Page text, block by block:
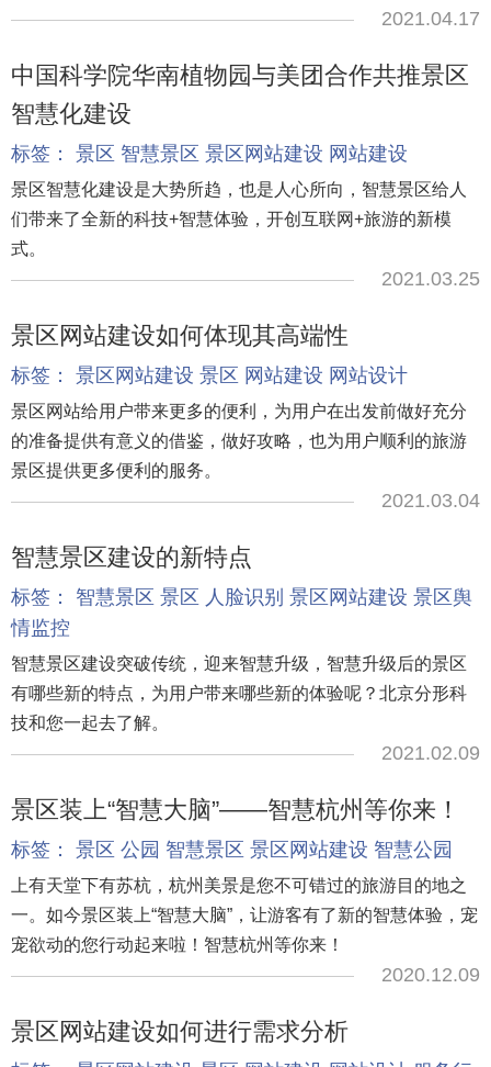
2021.04.17
中国科学院华南植物园与美团合作共推景区
智慧化建设
标签： 景区 智慧景区 景区网站建设 网站建设
景区智慧化建设是大势所趋，也是人心所向，智慧景区给人
们带来了全新的科技+智慧体验，开创互联网+旅游的新模
式。
2021.03.25
景区网站建设如何体现其高端性
标签： 景区网站建设 景区 网站建设 网站设计
景区网站给用户带来更多的便利，为用户在出发前做好充分
的准备提供有意义的借鉴，做好攻略，也为用户顺利的旅游
景区提供更多便利的服务。
2021.03.04
智慧景区建设的新特点
标签： 智慧景区 景区 人脸识别 景区网站建设 景区舆
情监控
智慧景区建设突破传统，迎来智慧升级，智慧升级后的景区
有哪些新的特点，为用户带来哪些新的体验呢？北京分形科
技和您一起去了解。
2021.02.09
景区装上“智慧大脑”——智慧杭州等你来！
标签： 景区 公园 智慧景区 景区网站建设 智慧公园
上有天堂下有苏杭，杭州美景是您不可错过的旅游目的地之
一。如今景区装上“智慧大脑”，让游客有了新的智慧体验，宠
宠欲动的您行动起来啦！智慧杭州等你来！
2020.12.09
景区网站建设如何进行需求分析